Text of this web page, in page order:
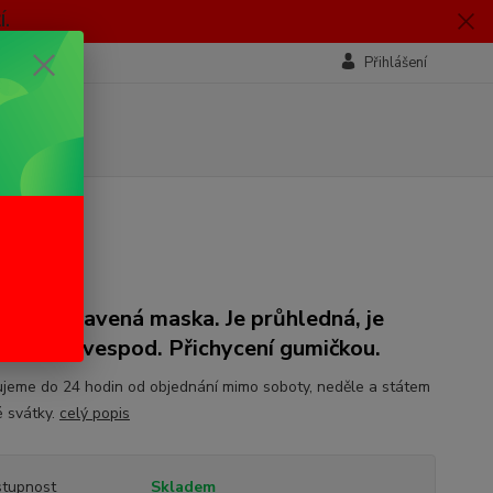
Přihlášení
zkrvavená maska. Je průhledná, je
obličej vespod. Přichycení gumičkou.
do 24 hodin od objednání mimo soboty, neděle a státem
svátky. celý popis
Skladem